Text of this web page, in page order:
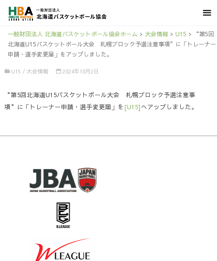
一般財団法人 北海道バスケットボール協会ホーム > 大会情報 > U15 >
“第5回
北海道U15バスケットボール大会 札幌ブロック予選注意事項”に「トレーナー
申請・選手変更届」をアップしました。
U15 / 大会情報 2024年10月2日
“第5回北海道U15バスケットボール大会 札幌ブロック予選注意事
項”に「トレーナー申請・選手変更届」を[U15]へアップしました。